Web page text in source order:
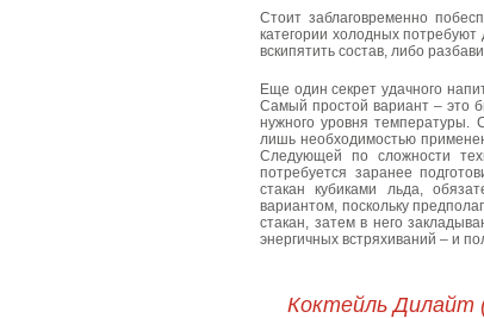
Стоит заблаговременно
категории холодных потребуют
вскипятить состав, либо
Еще один секрет удачного
Самый простой вариант – это
нужного уровня температуры.
лишь необходимостью
Следующей по сложности
потребуется заранее
стакан кубиками льда,
вариантом, поскольку
стакан, затем в него
энергичных встряхиваний – и
Коктейль Дилайт